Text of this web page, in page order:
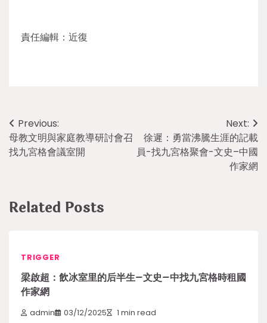
責任編輯：近復
Post
navigation
Previous:
母教文明與家庭教導研討會召
找九宮格會議室開
Next:
徐遲：勇當沸騰生涯的記載
員-找九宮格聚會-文史–中國
作家網
Related Posts
TRIGGER
梁啟超：飲冰室里的后半生–文史–中找九宮格時租國
作家網
admin 03/12/2025 1 min read